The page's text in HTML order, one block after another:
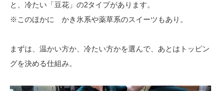
と、冷たい「豆花」の2タイプがあります。
※このほかに かき氷系や薬草系のスイーツもあり。
まずは、温かい方か、冷たい方かを選んで、あとはトッピン
グを決める仕組み。